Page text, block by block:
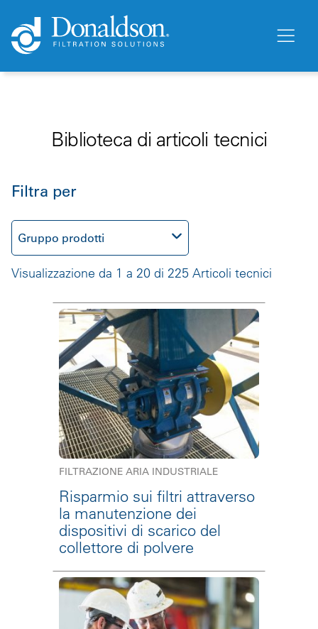
Biblioteca di articoli tecnici
Filtra per
Gruppo prodotti
Visualizzazione da 1 a 20 di 225 Articoli tecnici
FILTRAZIONE ARIA INDUSTRIALE
Risparmio sui filtri attraverso
la manutenzione dei
dispositivi di scarico del
collettore di polvere